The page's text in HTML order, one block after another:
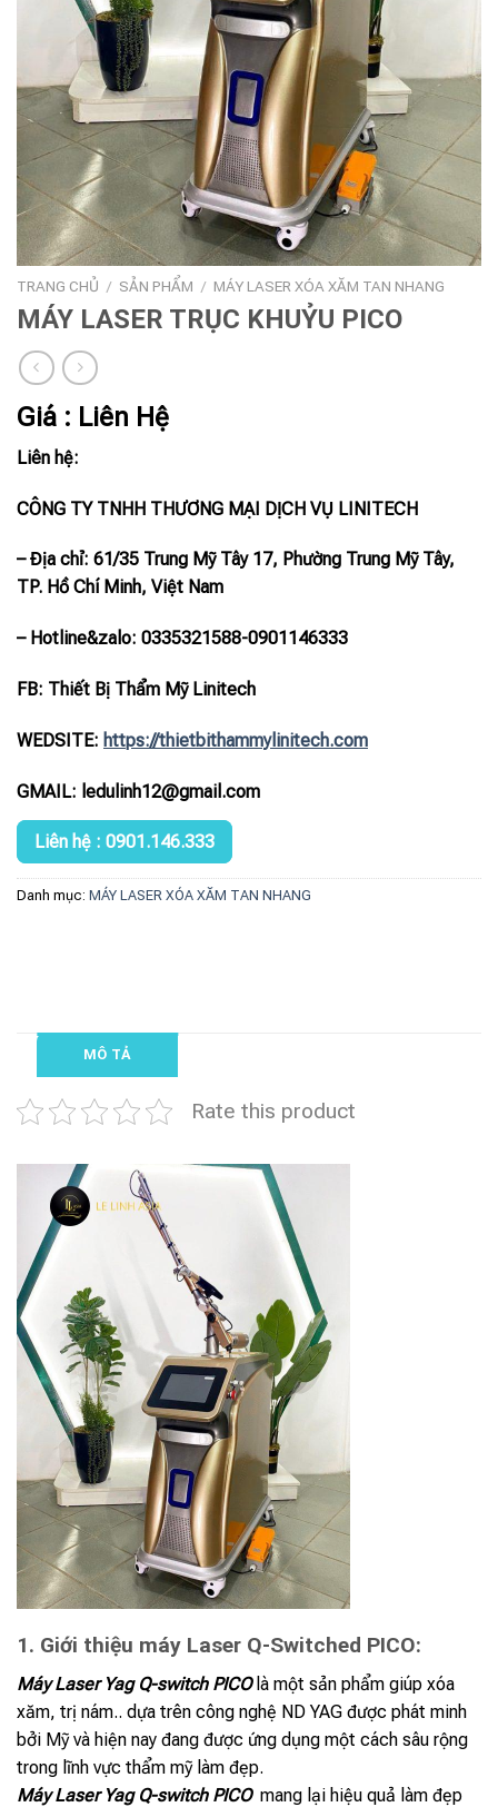
TRANG CHỦ / SẢN PHẨM / MÁY LASER XÓA XĂM TAN NHANG
MÁY LASER TRỤC KHUỶU PICO
Giá : Liên Hệ
Liên hệ:
CÔNG TY TNHH THƯƠNG MẠI DỊCH VỤ LINITECH
– Địa chỉ: 61/35 Trung Mỹ Tây 17, Phường Trung Mỹ Tây,
TP. Hồ Chí Minh, Việt Nam
– Hotline&zalo: 0335321588-0901146333
FB: Thiết Bị Thẩm Mỹ Linitech
WEDSITE: https://thietbithammylinitech.com
GMAIL: ledulinh12@gmail.com
Liên hệ : 0901.146.333
Danh mục: MÁY LASER XÓA XĂM TAN NHANG
MÔ TẢ
Rate this product
1. Giới thiệu máy Laser Q-Switched PICO:
Máy Laser Yag Q-switch PICOlà một sản phẩm giúp xóa
xăm, trị nám.. dựa trên công nghệ ND YAG được phát minh
bởi Mỹ và hiện nay đang được ứng dụng một cách sâu rộng
trong lĩnh vực thẩm mỹ làm đẹp.
Máy Laser Yag Q-switch PICO mang lại hiệu quả làm đẹp